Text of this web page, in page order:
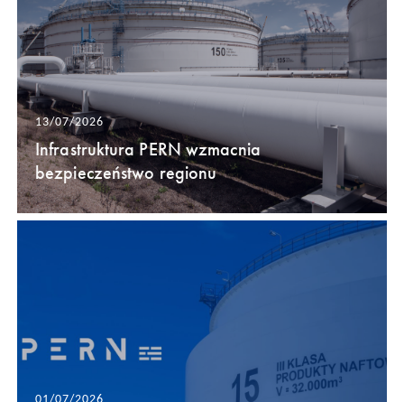
13/07/2026
Infrastruktura PERN wzmacnia
bezpieczeństwo regionu